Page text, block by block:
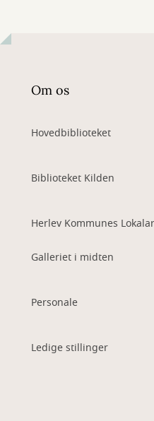
Om os
Hovedbiblioteket
Biblioteket Kilden
Herlev Kommunes
Galleriet i midten
Personale
Ledige stillinger